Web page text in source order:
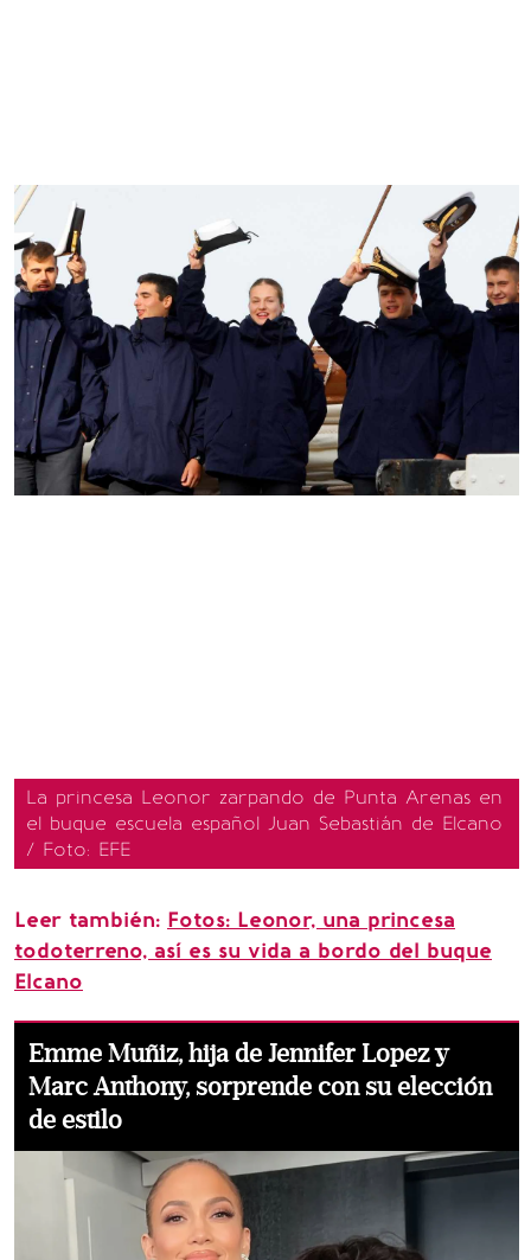
La princesa Leonor zarpando de Punta Arenas en
el buque escuela español Juan Sebastián de Elcano
/ Foto: EFE
Leer también: Fotos: Leonor, una princesa
todoterreno, así es su vida a bordo del buque
Elcano
Emme Muñiz, hija de Jennifer Lopez y
Marc Anthony, sorprende con su elección
de estilo